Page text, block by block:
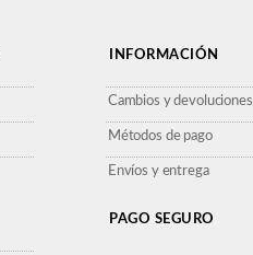
INFORMACIÓN
Cambios y devoluciones
Métodos de pago
Envíos y entrega
PAGO SEGURO